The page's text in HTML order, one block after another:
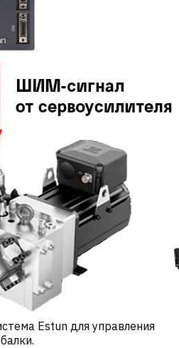
Estun для управления